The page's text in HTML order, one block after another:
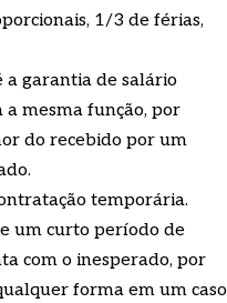
1/3 de férias,
a garantia de salário
mesma função, por
do recebido por um
temporária.
um curto período de
com o inesperado, por
forma em um caso